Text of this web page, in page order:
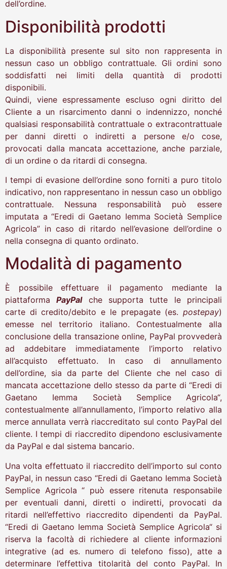
dell’ordine.
Disponibilità prodotti
La disponibilità presente sul sito non rappresenta in
nessun caso un obbligo contrattuale. Gli ordini sono
soddisfatti nei limiti della quantità di prodotti
disponibili.
Quindi, viene espressamente escluso ogni diritto del
Cliente a un risarcimento danni o indennizzo, nonché
qualsiasi responsabilità contrattuale o extracontrattuale
per danni diretti o indiretti a persone e/o cose,
provocati dalla mancata accettazione, anche parziale,
di un ordine o da ritardi di consegna.
I tempi di evasione dell’ordine sono forniti a puro titolo
indicativo, non rappresentano in nessun caso un obbligo
contrattuale. Nessuna responsabilità può essere
imputata a “Eredi di Gaetano Iemma Società Semplice
Agricola” in caso di ritardo nell’evasione dell’ordine o
nella consegna di quanto ordinato.
Modalità di pagamento
È possibile effettuare il pagamento mediante la
piattaformaPayPalche supporta tutte le principali
carte di credito/debito e le prepagate (es. postepay)
emesse nel territorio italiano. Contestualmente alla
conclusione della transazione online, PayPal provvederà
ad addebitare immediatamente l’importo relativo
all’acquisto effettuato. In caso di annullamento
dell’ordine, sia da parte del Cliente che nel caso di
mancata accettazione dello stesso da parte di “Eredi di
Gaetano Iemma Società Semplice Agricola“,
contestualmente all’annullamento, l’importo relativo alla
merce annullata verrà riaccreditato sul conto PayPal del
cliente. I tempi di riaccredito dipendono esclusivamente
da PayPal e dal sistema bancario.
Una volta effettuato il riaccredito dell’importo sul conto
PayPal, in nessun caso “Eredi di Gaetano Iemma Società
Semplice Agricola “ può essere ritenuta responsabile
per eventuali danni, diretti o indiretti, provocati da
ritardi nell’effettivo riaccredito dipendenti da PayPal.
“Eredi di Gaetano Iemma Società Semplice Agricola“ si
riserva la facoltà di richiedere al cliente informazioni
integrative (ad es. numero di telefono fisso), atte a
determinare l’effettiva titolarità del conto PayPal. In